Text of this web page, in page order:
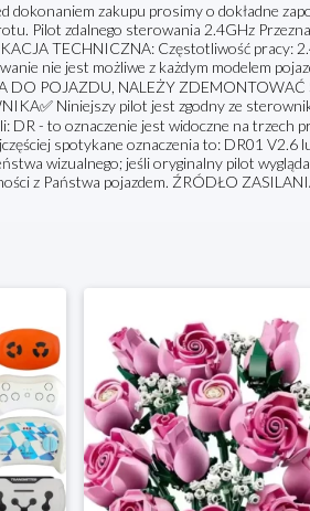
dokonaniem zakupu prosimy o dokładne
Pilot zdalnego sterowania 2.4GHz
TECHNICZNA: Częstotliwość pracy:
nie jest możliwe z każdym modelem
DO POJAZDU, NALEŻY ZDEMONTOWAĆ
Niniejszy pilot jest zgodny ze
DR - to oznaczenie jest widoczne na trzech
spotykane oznaczenia to: DR01 V2.6
wizualnego; jeśli oryginalny pilot
z Państwa pojazdem. ŹRÓDŁO